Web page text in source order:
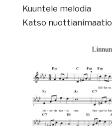
Kuuntele melodia
Katso nuottianimaatio